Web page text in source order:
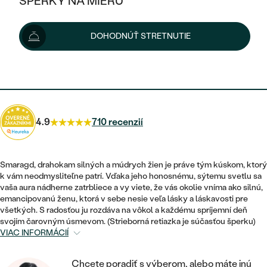
KOMBINOVANÉ ZLATO
PODĽA ŠTÝLU
ETERNITY
VINTAGE
NETRADIČNÉ
POSTRANNÉ DRAHOKAMY
HALO
VINTAGE
SET ZÁSNUBNÉHO PRSTEŇA A
NETRADIČNÉ
ZOSTAVTE SI PRSTEŇ
VÝPREDAJ
ŠPERKY ČO POMÁHAJÚ
PODĽA TYPU
NÁUŠNICE
PRSTENE
PRÍVESKY
NÁRAMKY
SETY
PÁNSKE ŠPERKY
PLATINOVÉ
NAPICHOVACIE
KRUHOVÉ
MINIMALISTICKÉ
VISIACE
SOLITÉR
ZLATÉ
STRIEBORNÉ
PODĽA ŠTÝLU
SOLITÉR
NARODENIE DIEŤAŤA
PERSONALIZOVANÉ
SO ZNAMENÍM ZVEROKRUHU
MINIMALISTICKÉ
VÝPREDAJ
ZLATÉ
STRIEBORNÉ
PODĽA ŠTÝLU
ETERNITY
MINIMALISTICKÉ
DOHODNÚŤ STRETNUTIE
68 €
Možnosti doručenia
4.9 710 recenzií
Smaragd, drahokam silných a múdrych žien je práve tým kúskom, ktorý
k vám neodmysliteľne patrí. Vďaka jeho honosnému, sýtemu svetlu sa
vaša aura nádherne zatrbliece a vy viete, že vás okolie vníma ako silnú,
emancipovanú ženu, ktorá v sebe nesie veľa lásky a láskavosti pre
všetkých. S radosťou ju rozdáva na vôkol a každému spríjemní deň
svojím čarovným úsmevom. (Strieborná retiazka je súčasťou šperku)
VIAC INFORMÁCIÍ
Chcete poradiť s výberom, alebo máte inú